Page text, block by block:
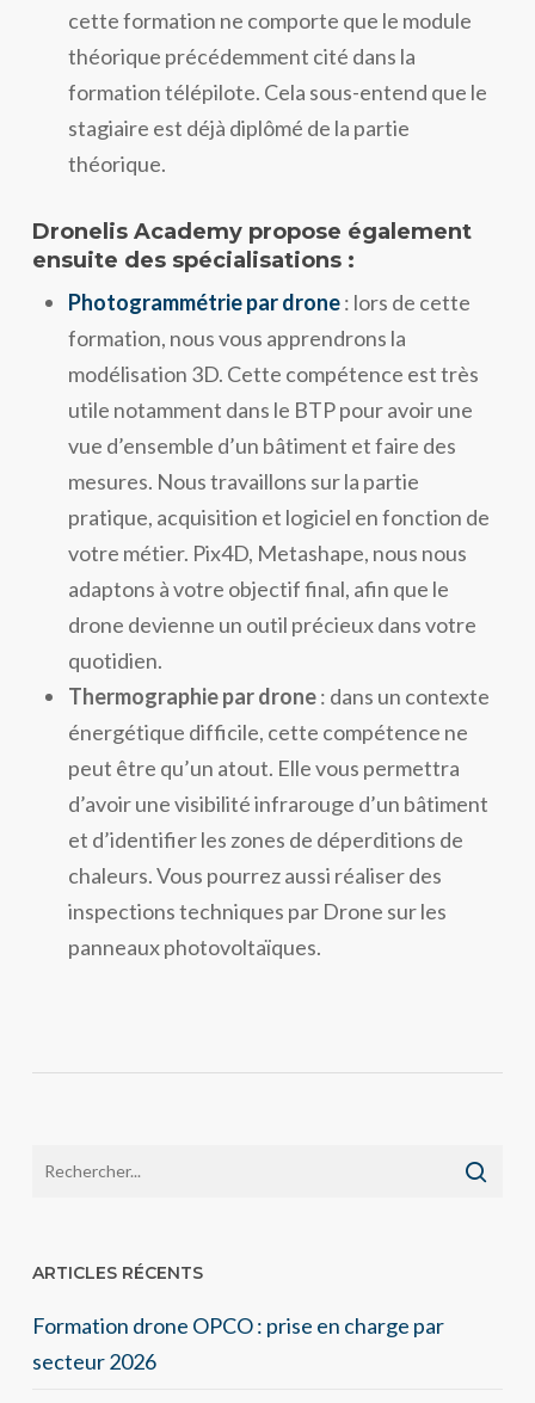
cette formation ne comporte que le module
théorique précédemment cité dans la
formation télépilote. Cela sous-entend que le
stagiaire est déjà diplômé de la partie
théorique.
Dronelis Academy propose également
ensuite des spécialisations :
Photogrammétrie par drone: lors de cette
formation, nous vous apprendrons la
modélisation 3D. Cette compétence est très
utile notamment dans le BTP pour avoir une
vue d’ensemble d’un bâtiment et faire des
mesures. Nous travaillons sur la partie
pratique, acquisition et logiciel en fonction de
votre métier. Pix4D, Metashape, nous nous
adaptons à votre objectif final, afin que le
drone devienne un outil précieux dans votre
quotidien.
Thermographie par drone: dans un contexte
énergétique difficile, cette compétence ne
peut être qu’un atout. Elle vous permettra
d’avoir une visibilité infrarouge d’un bâtiment
et d’identifier les zones de déperditions de
chaleurs. Vous pourrez aussi réaliser des
inspections techniques par Drone sur les
panneaux photovoltaïques.
ARTICLES RÉCENTS
Formation drone OPCO : prise en charge par
secteur 2026